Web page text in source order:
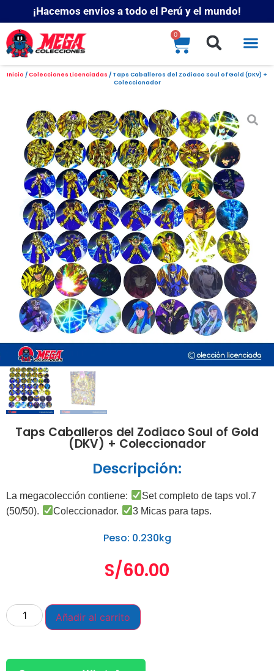
¡Hacemos envios a todo el Perú y el mundo!
0
Inicio /Colecciones Licenciadas / Taps Caballeros del Zodiaco Soul of Gold (DKV) +
Coleccionador
Taps Caballeros del Zodiaco Soul of Gold
(DKV) + Coleccionador
Descripción:
La megacolección contiene:
Set completo de taps vol.7
(50/50).
Coleccionador. 3 Micas para taps.
Peso: 0.230kg
S/60.00
Añadir al carrito